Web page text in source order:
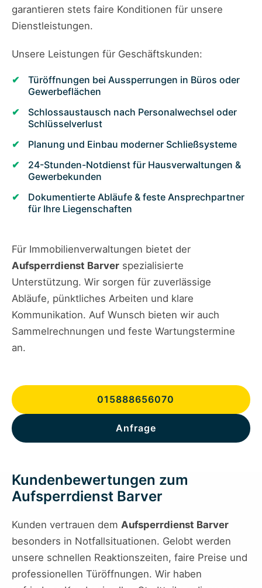
garantieren stets faire Konditionen für unsere
Dienstleistungen.
Unsere Leistungen für Geschäftskunden:
Türöffnungen bei Aussperrungen in Büros oder
Gewerbeflächen
Schlossaustausch nach Personalwechsel oder
Schlüsselverlust
Planung und Einbau moderner Schließsysteme
24-Stunden-Notdienst für Hausverwaltungen &
Gewerbekunden
Dokumentierte Abläufe & feste Ansprechpartner
für Ihre Liegenschaften
Für Immobilienverwaltungen bietet der
Aufsperrdienst Barver spezialisierte
Unterstützung. Wir sorgen für zuverlässige
Abläufe, pünktliches Arbeiten und klare
Kommunikation. Auf Wunsch bieten wir auch
Sammelrechnungen und feste Wartungstermine
an.
015888656070
Anfrage
Kundenbewertungen zum
Aufsperrdienst Barver
Kunden vertrauen dem Aufsperrdienst Barver
besonders in Notfallsituationen. Gelobt werden
unsere schnellen Reaktionszeiten, faire Preise und
professionellen Türöffnungen. Wir haben